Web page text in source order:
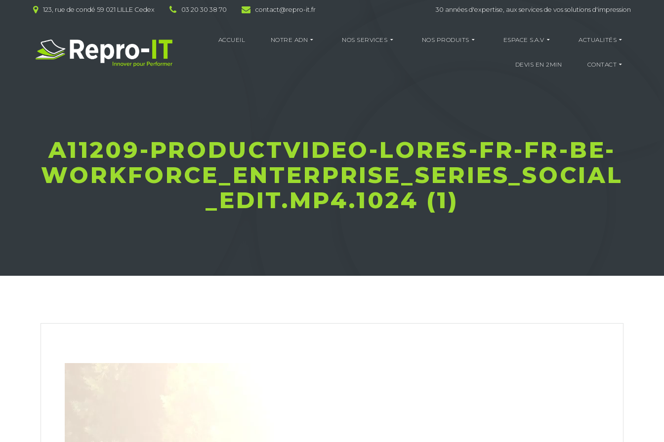
123, rue de condé 59 021 LILLE Cedex 03 20 30 38 70 contact@repro-it.fr 30 années d'expertise, aux services de vos solutions d'impression
ACCUEIL NOTRE ADN NOS SERVICES NOS PRODUITS ESPACE S.A.V ACTUALITÉS
DEVIS EN 2MIN CONTACT
A11209-PRODUCTVIDEO-LORES-FR-FR-BE-
WORKFORCE_ENTERPRISE_SERIES_SOCIAL
_EDIT.MP4.1024 (1)